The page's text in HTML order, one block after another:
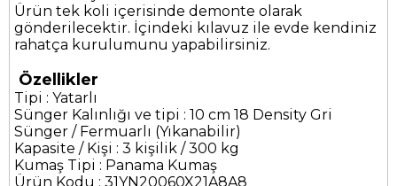
Ürün tek koli içerisinde demonte olarak
gönderilecektir. İçindeki kılavuz ile evde kendiniz
rahatça kurulumunu yapabilirsiniz.
Özellikler
Tipi : Yatarlı
Sünger Kalınlığı ve tipi : 10 cm 18 Density Gri
Sünger / Fermuarlı (Yıkanabilir)
Kapasite / Kişi : 3 kişilik / 300 kg
Kumaş Tipi : Panama Kumaş
Ürün Kodu : 31YN20060X21A8A8